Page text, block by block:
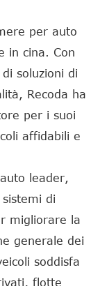
per auto
in cina. Con
soluzioni di
Recoda ha
per i suoi
affidabili e
leader,
di
migliorare la
generale dei
soddisfa
flotte